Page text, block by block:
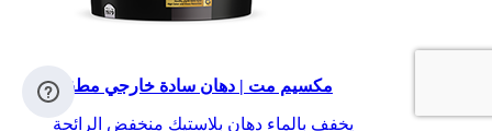
مكسيم مت | دهان سادة خارجي مطفي
يخفف بالماء دهان بلاستيك منخفض الرائحة